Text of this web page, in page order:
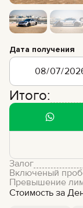
Дата получения
Итого:
Стоимость за
Залог
Включеный
Превышение